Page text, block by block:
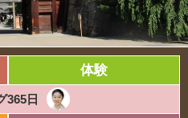
体験
365日